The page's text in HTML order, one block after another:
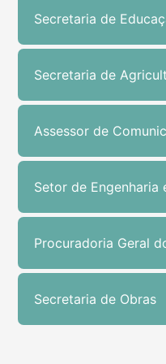
Secretaria de
Secretaria de
Assessor de
Setor de Engenharia
Procuradoria Geral
Secretaria de Obras